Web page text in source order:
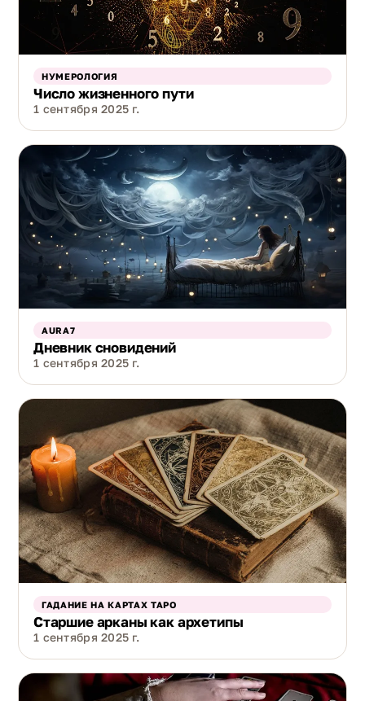
НУМЕРОЛОГИЯ
Число жизненного пути
1 сентября 2025 г.
AURA7
Дневник сновидений
1 сентября 2025 г.
ГАДАНИЕ НА КАРТАХ ТАРО
Старшие арканы как архетипы
1 сентября 2025 г.